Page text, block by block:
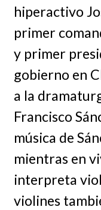
hiperactivo
primer
y primer
gobierno en
a la
Francisco
música de
mientras en
interpreta
violines